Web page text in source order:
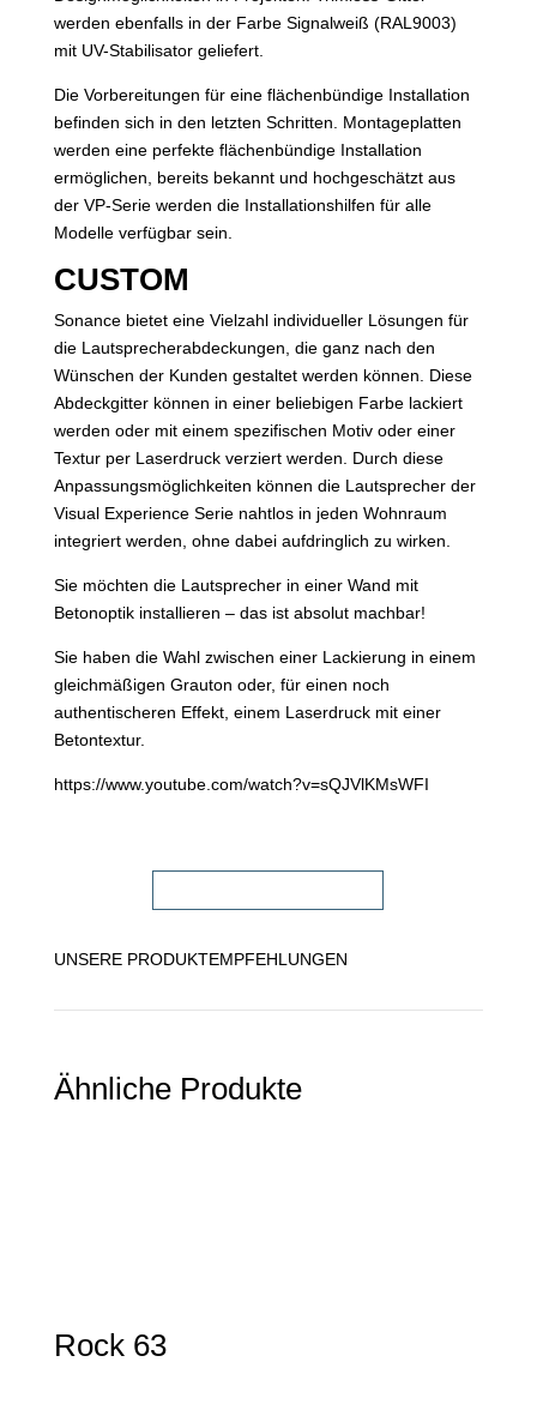
werden ebenfalls in der Farbe Signalweiß (RAL9003)
mit UV-Stabilisator geliefert.
Die Vorbereitungen für eine flächenbündige Installation
befinden sich in den letzten Schritten. Montageplatten
werden eine perfekte flächenbündige Installation
ermöglichen, bereits bekannt und hochgeschätzt aus
der VP-Serie werden die Installationshilfen für alle
Modelle verfügbar sein.
CUSTOM
Sonance bietet eine Vielzahl individueller Lösungen für
die Lautsprecherabdeckungen, die ganz nach den
Wünschen der Kunden gestaltet werden können. Diese
Abdeckgitter können in einer beliebigen Farbe lackiert
werden oder mit einem spezifischen Motiv oder einer
Textur per Laserdruck verziert werden. Durch diese
Anpassungsmöglichkeiten können die Lautsprecher der
Visual Experience Serie nahtlos in jeden Wohnraum
integriert werden, ohne dabei aufdringlich zu wirken.
Sie möchten die Lautsprecher in einer Wand mit
Betonoptik installieren – das ist absolut machbar!
Sie haben die Wahl zwischen einer Lackierung in einem
gleichmäßigen Grauton oder, für einen noch
authentischeren Effekt, einem Laserdruck mit einer
Betontextur.
https://www.youtube.com/watch?v=sQJVlKMsWFI
UNSERE PRODUKTEMPFEHLUNGEN
Ähnliche Produkte
Rock 63